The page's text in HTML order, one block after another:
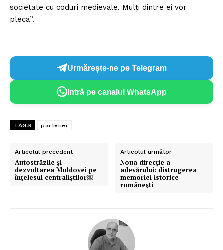
societate cu coduri medievale. Mulți dintre ei vor
pleca”.
Urmărește-ne pe Telegram
Intră pe canalul WhatsApp
TAGS partener
Articolul precedent
Autostrăzile și
dezvoltarea Moldovei pe
înțelesul centraliștilor￼
Articolul următor
Noua direcție a
adevărului: distrugerea
memoriei istorice
românești